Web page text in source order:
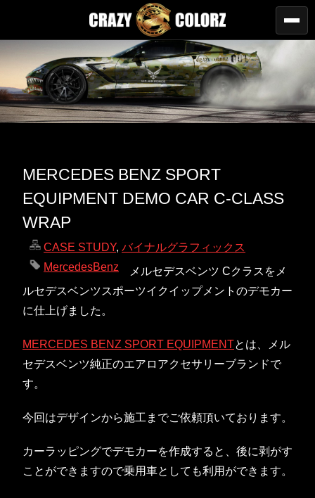
MERCEDES BENZ SPORT
EQUIPMENT DEMO CAR C-CLASS
WRAP
CASE STUDY, バイナルグラフィックス
MercedesBenz
メルセデスベンツ Cクラスをメ
ルセデスベンツスポーツイクイップメントのデモカー
に仕上げました。
MERCEDES BENZ SPORT EQUIPMENTとは、メル
セデスベンツ純正のエアロアクセサリーブランドで
す。
今回はデザインから施工までご依頼頂いております。
カーラッピングでデモカーを作成すると、後に剥がす
ことができますので乗用車としても利用ができます。